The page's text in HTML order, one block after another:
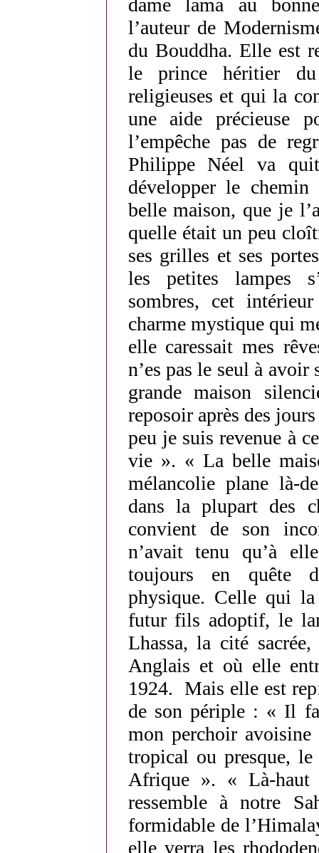
dame lama au
l’auteur de
du Bouddha. Elle est
le prince héritier
religieuses et qui la
une aide précieuse
l’empêche pas de
Philippe Néel va
développer le
belle maison, que je
quelle était un peu
ses grilles et ses
les petites lampes
sombres, cet
charme mystique qui
elle caressait mes
n’es pas le seul à
grande maison
reposoir après des
peu je suis revenue à
vie ». « La belle
mélancolie plane là-
dans la plupart des
convient de son
n’avait tenu qu’à
toujours en quête
physique. Celle qui
futur fils adoptif, le
Lhassa, la cité
Anglais et où elle
1924. Mais elle est
de son périple : « Il
mon perchoir
tropical ou presque,
Afrique ». « Là-
ressemble à notre
formidable de
elle verra les